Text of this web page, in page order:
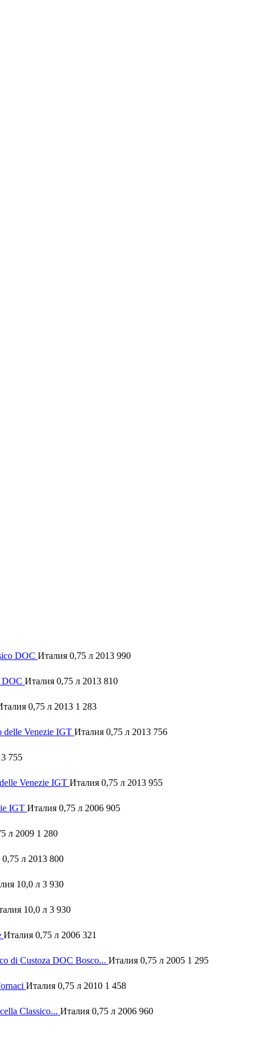
DOC Италия 0,75 л 2013 990
DOC Италия 0,75 л 2013 810
0,75 л 2013 1 283
dellе Venezie IGT Италия 0,75 л 2013 756
755
Venezie IGT Италия 0,75 л 2013 955
IGT Италия 0,75 л 2006 905
л 2009 1 280
л 2013 800
10,0 л 3 930
10,0 л 3 930
Италия 0,75 л 2006 321
di Custoza DOC Bosco... Италия 0,75 л 2005 1 295
Италия 0,75 л 2010 1 458
Classico... Италия 0,75 л 2006 960